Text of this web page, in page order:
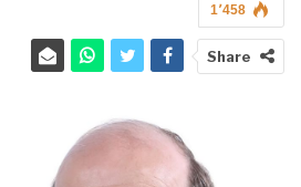
1٬458
Share